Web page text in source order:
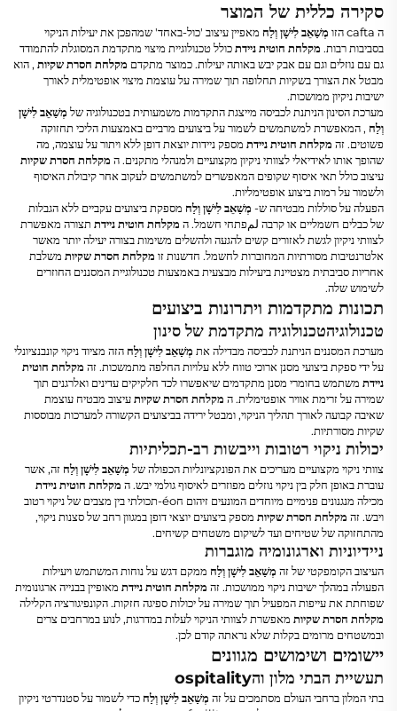
סקירה כללית של המוצר
ה cafta הזו מְשַׁאֵב לִישָׁן וְלַח מאפיין עיצוב 'כול-באחד' שמהפכן את יעילות הניקוי
בסביבות רבות. מקלחת חוטית ניידתכולל טכנולוגיית מיצוי מתקדמת המסוגלת להתמודד
גם עם נוזלים וגם עם אבק יבש באותה יעילות. כמוצר מתקדם מקלחת חסרת שקיות , הוא
מבטל את הצורך בשקיות תחלופה תוך שמירה על עוצמת מיצוי אופטימלית לאורך
ישיבות ניקיון ממושכות.
מערכת הסינון הניתנת לכביסה מייצגת התקדמות משמעותית בטכנולוגיה של מְשַׁאֵב לִישָׁן
וְלַח , המאפשרת למשתמשים לשמור על ביצועים מרביים באמצעות הליכי תחזוקה
פשוטים. זה מקלחת חוטית ניידת מספק ניידות יוצאת דופן ללא ויתור על עוצמה, מה
שהופך אותו לאידיאלי לצוותי ניקיון מקצועיים ולמנהלי מתקנים. ה מקלחת חסרת שקיות
עיצוב כולל תאי איסוף שקופים המאפשרים למשתמשים לעקוב אחר קיבולת האיסוף
ולשמור על רמות ביצוע אופטימליות.
הפעלה על סוללות מבטיחה ש- מְשַׁאֵב לִישָׁן וְלַח מספקת ביצועים עקביים ללא הגבלות
של כבלים חשמליים או קרבה لمפתחי חשמל. ה מקלחת חוטית ניידת תצורה מאפשרת
לצוותי ניקיון לגשת לאזורים קשים להגעה ולהשלים משימות בצורה יעילה יותר מאשר
אלטרנטיבות מסורתיות המחוברות לחשמל. חדשנות זו מקלחת חסרת שקיות משלבת
אחריות סביבתית מצטיינת ביעילות מבצעית באמצעות טכנולוגיית המסננים החוזרים
לשימוש שלה.
תכונות מתקדמות ויתרונות ביצועים
טכנולוגיהטכנולוגיה מתקדמת של סינון
מערכת המסננים הניתנת לכביסה מבדילה את מְשַׁאֵב לִישָׁן וְלַח הזה מציוד ניקוי קונבנציונלי
על ידי ספקת ביצועי מסנן ארוכי טווח ללא עלויות החלפה מתמשכות. זה מקלחת חוטית
ניידת משתמש בחומרי מסנן מתקדמים שיאפשרו לכד חלקיקים עדינים ואלרגנים תוך
שמירה על זרימת אוויר אופטימלית. ה מקלחת חסרת שקיותעיצוב מבטיח עוצמת
שאיבה קבועה לאורך תהליך הניקוי, ומבטל ירידה בביצועים הקשורה למערכות מבוססות
שקיות מסורתיות.
יכולות ניקוי רטובות וייבשות רב-תכליתיות
צוותי ניקוי מקצועיים מעריכים את הפונקציונליות הכפולה של מְשַׁאֵב לִישָׁן וְלַח זה, אשר
עוברת באופן חלק בין ניקוי נוזלים מפוזרים לאיסוף גולמי יבש. ה מקלחת חוטית ניידת
מכילה מנגנונים פנימיים מיוחדים המונעים זיהום חéo-תכולתי בין מצבים של ניקוי רטוב
ויבש. זה מקלחת חסרת שקיות מספק ביצועים יוצאי דופן במגוון רחב של סצנות ניקוי,
מהתחזוקה של שטיחים ועד לשיקום משטחים קשיחים.
ניידיוניות וארגונומיה מוגברות
העיצוב הקומפקטי של זה מְשַׁאֵב לִישָׁן וְלַח ממקם דגש על נוחות המשתמש ויעילות
הפעולה במהלך ישיבות ניקוי ממושכות. זה מקלחת חוטית ניידת מאופיין בבנייה ארגונומית
שפוחתת את עייפות המפעיל תוך שמירה על יכולות ספיגה חזקות. הקונפיגורציה הקלילה
מקלחת חסרת שקיות מאפשרת לצוותי הניקוי לעלות במדרגות, לנוע במרחבים צרים
ובמשטחים מרומים בקלות שלא נראתה קודם לכן.
יישומים ושימושים מגוונים
תעשיית הבתי מלון והospitality
בתי המלון ברחבי העולם מסתמכים על זה מְשַׁאֵב לִישָׁן וְלַח כדי לשמור על סטנדרטי ניקיון